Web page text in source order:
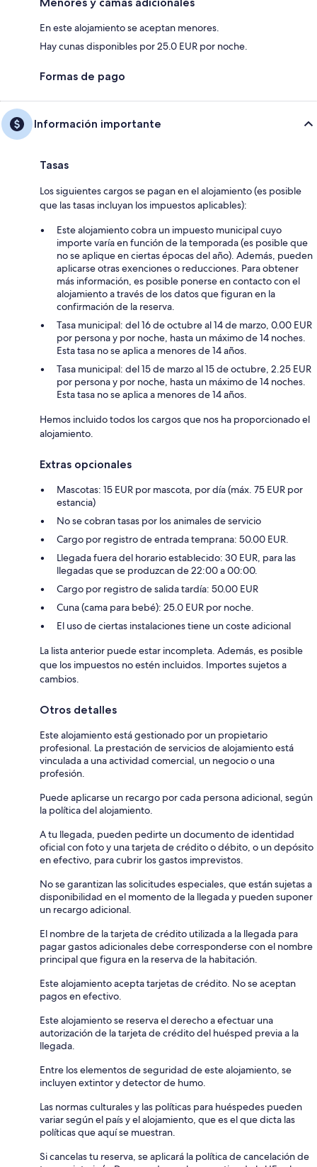
En este alojamiento se aceptan menores.
Hay cunas disponibles por 25.0 EUR por noche.
Formas de pago
Información importante
Tasas
Los siguientes cargos se pagan en el alojamiento (es posible
que las tasas incluyan los impuestos aplicables):
Este alojamiento cobra un impuesto municipal cuyo
importe varía en función de la temporada (es posible que
no se aplique en ciertas épocas del año). Además, pueden
aplicarse otras exenciones o reducciones. Para obtener
más información, es posible ponerse en contacto con el
alojamiento a través de los datos que figuran en la
confirmación de la reserva.
Tasa municipal: del 16 de octubre al 14 de marzo, 0.00 EUR
por persona y por noche, hasta un máximo de 14 noches.
Esta tasa no se aplica a menores de 14 años.
Tasa municipal: del 15 de marzo al 15 de octubre, 2.25 EUR
por persona y por noche, hasta un máximo de 14 noches.
Esta tasa no se aplica a menores de 14 años.
Hemos incluido todos los cargos que nos ha proporcionado el
alojamiento.
Extras opcionales
Mascotas: 15 EUR por mascota, por día (máx. 75 EUR por
estancia)
No se cobran tasas por los animales de servicio
Cargo por registro de entrada temprana: 50.00 EUR.
Llegada fuera del horario establecido: 30 EUR, para las
llegadas que se produzcan de 22:00 a 00:00.
Cargo por registro de salida tardía: 50.00 EUR
Cuna (cama para bebé): 25.0 EUR por noche.
El uso de ciertas instalaciones tiene un coste adicional
La lista anterior puede estar incompleta. Además, es posible
que los impuestos no estén incluidos. Importes sujetos a
cambios.
Otros detalles
Este alojamiento está gestionado por un propietario
profesional. La prestación de servicios de alojamiento está
vinculada a una actividad comercial, un negocio o una
profesión.
Puede aplicarse un recargo por cada persona adicional, según
la política del alojamiento.
A tu llegada, pueden pedirte un documento de identidad
oficial con foto y una tarjeta de crédito o débito, o un depósito
en efectivo, para cubrir los gastos imprevistos.
No se garantizan las solicitudes especiales, que están sujetas a
disponibilidad en el momento de la llegada y pueden suponer
un recargo adicional.
El nombre de la tarjeta de crédito utilizada a la llegada para
pagar gastos adicionales debe corresponderse con el nombre
principal que figura en la reserva de la habitación.
Este alojamiento acepta tarjetas de crédito. No se aceptan
pagos en efectivo.
Este alojamiento se reserva el derecho a efectuar una
autorización de la tarjeta de crédito del huésped previa a la
llegada.
Entre los elementos de seguridad de este alojamiento, se
incluyen extintor y detector de humo.
Las normas culturales y las políticas para huéspedes pueden
variar según el país y el alojamiento, que es el que dicta las
políticas que aquí se muestran.
Si cancelas tu reserva, se aplicará la política de cancelación de